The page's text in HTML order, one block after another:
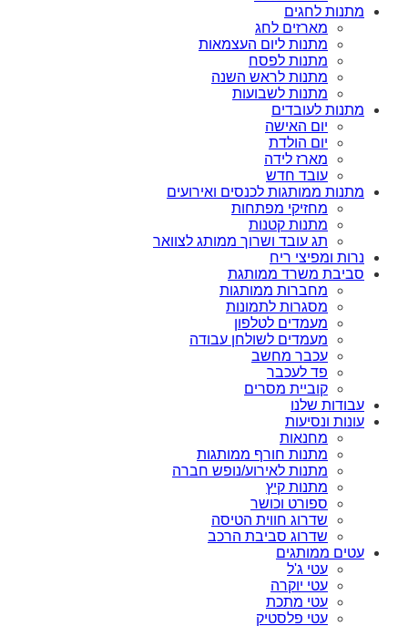
מתנות לחגים
מארזים לחג
מתנות ליום העצמאות
מתנות לפסח
מתנות לראש השנה
מתנות לשבועות
מתנות לעובדים
יום האישה
יום הולדת
מארז לידה
עובד חדש
מתנות ממותגות לכנסים ואירועים
מחזיקי מפתחות
מתנות קטנות
תג עובד ושרוך ממותג לצוואר
נרות ומפיצי ריח
סביבת משרד ממותגת
מחברות ממותגות
מסגרות לתמונות
מעמדים לטלפון
מעמדים לשולחן עבודה
עכבר מחשב
פד לעכבר
קוביית מסרים
עבודות שלנו
עונות ונסיעות
מחנאות
מתנות חורף ממותגות
מתנות לאירוע/נופש חברה
מתנות קיץ
ספורט וכושר
שדרוג חווית הטיסה
שדרוג סביבת הרכב
עטים ממותגים
עטי ג'ל
עטי יוקרה
עטי מתכת
עטי פלסטיק